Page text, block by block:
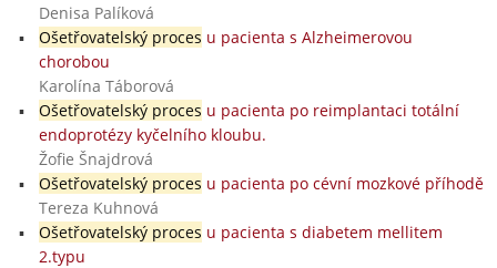
Denisa Palíková
Ošetřovatelský proces u pacienta s Alzheimerovou
chorobou
Karolína Táborová
Ošetřovatelský proces u pacienta po reimplantaci totální
endoprotézy kyčelního kloubu.
Žofie Šnajdrová
Ošetřovatelský proces u pacienta po cévní mozkové příhodě
Tereza Kuhnová
Ošetřovatelský proces u pacienta s diabetem mellitem
2.typu